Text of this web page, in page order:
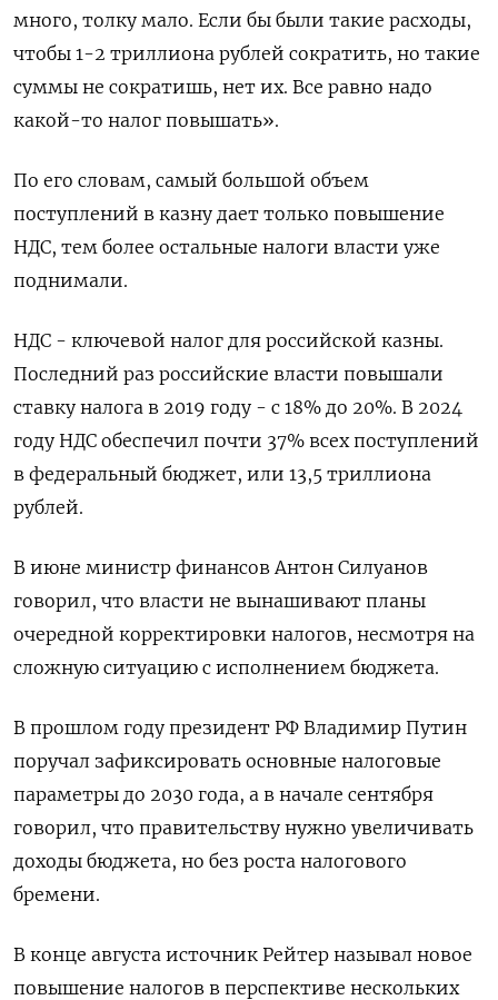
много, толку мало. Если бы были такие расходы,
чтобы 1-2 триллиона рублей сократить, но такие
суммы не сократишь, нет их. Все равно надо
какой-то налог повышать».
По его словам, самый большой объем
поступлений в казну дает только повышение
НДС, тем более остальные налоги власти уже
поднимали.
НДС - ключевой налог для российской казны.
Последний раз российские власти повышали
ставку налога в 2019 году - с 18% до 20%. В 2024
году НДС обеспечил почти 37% всех поступлений
в федеральный бюджет, или 13,5 триллиона
рублей.
В июне министр финансов Антон Силуанов
говорил, что власти не вынашивают планы
очередной корректировки налогов, несмотря на
сложную ситуацию с исполнением бюджета.
В прошлом году президент РФ Владимир Путин
поручал зафиксировать основные налоговые
параметры до 2030 года, а в начале сентября
говорил, что правительству нужно увеличивать
доходы бюджета, но без роста налогового
бремени.
В конце августа источник Рейтер называл новое
повышение налогов в перспективе нескольких